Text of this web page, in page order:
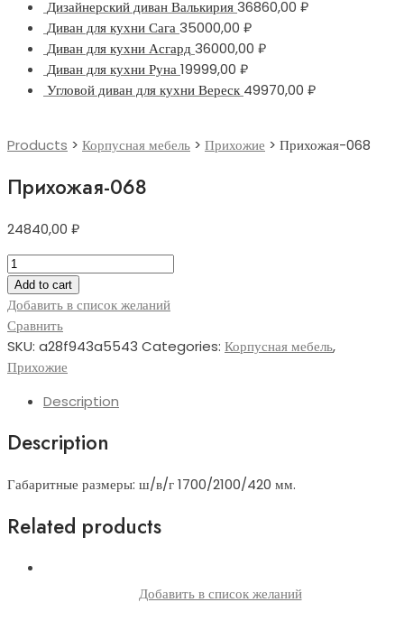
Дизайнерский диван Валькирия36860,00 ₽
Диван для кухни Сага35000,00 ₽
Диван для кухни Асгард36000,00 ₽
Диван для кухни Руна19999,00 ₽
Угловой диван для кухни Вереск 49970,00 ₽
Products > Корпусная мебель > Прихожие > Прихожая-068
Прихожая-068
24840,00 ₽
Прихожая-068
quantity
Add to cart
Добавить в список желаний
Сравнить
SKU: a28f943a5543 Categories: Корпусная мебель,
Прихожие
Description
Description
Габаритные размеры: ш/в/г 1700/2100/420 мм.
Related products
Добавить в список желаний